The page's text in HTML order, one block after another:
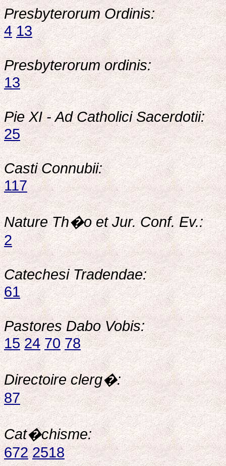
Presbyterorum Ordinis:
4 13
Presbyterorum ordinis:
13
Pie XI - Ad Catholici Sacerdotii:
25
Casti Connubii:
117
Nature Th�o et Jur. Conf. Ev.:
2
Catechesi Tradendae:
61
Pastores Dabo Vobis:
15 24 70 78
Directoire clerg�:
87
Cat�chisme:
672 2518